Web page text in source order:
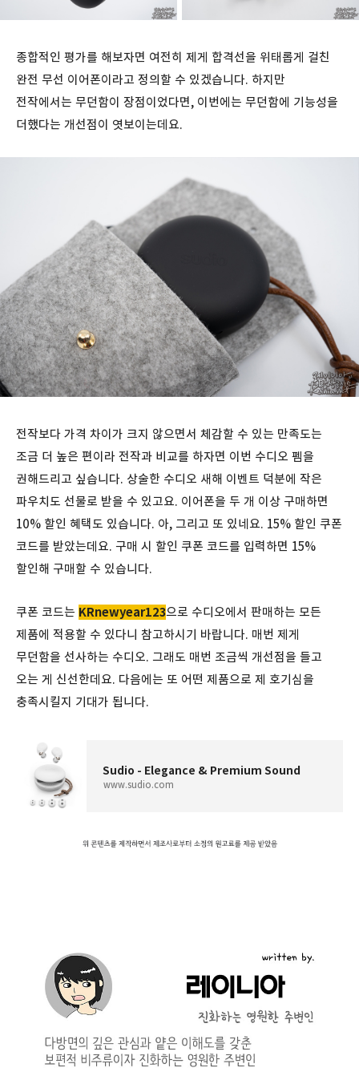
종합적인 평가를 해보자면 여전히 제게 합격선을 위태롭게 걸친
완전 무선 이어폰이라고 정의할 수 있겠습니다. 하지만
전작에서는 무던함이 장점이었다면, 이번에는 무던함에 기능성을
더했다는 개선점이 엿보이는데요.
전작보다 가격 차이가 크지 않으면서 체감할 수 있는 만족도는
조금 더 높은 편이라 전작과 비교를 하자면 이번 수디오 펨을
권해드리고 싶습니다. 상술한 수디오 새해 이벤트 덕분에 작은
파우치도 선물로 받을 수 있고요. 이어폰을 두 개 이상 구매하면
10% 할인 혜택도 있습니다. 아, 그리고 또 있네요. 15% 할인 쿠폰
코드를 받았는데요. 구매 시 할인 쿠폰 코드를 입력하면 15%
할인해 구매할 수 있습니다.
쿠폰 코드는 KRnewyear123으로 수디오에서 판매하는 모든
제품에 적용할 수 있다니 참고하시기 바랍니다. 매번 제게
무던함을 선사하는 수디오. 그래도 매번 조금씩 개선점을 들고
오는 게 신선한데요. 다음에는 또 어떤 제품으로 제 호기심을
충족시킬지 기대가 됩니다.
Sudio - Elegance & Premium Sound
www.sudio.com